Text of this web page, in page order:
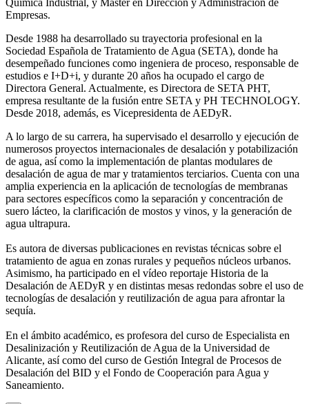
Química Industrial, y Máster en Dirección y Administración de
Empresas.
Desde 1988 ha desarrollado su trayectoria profesional en la
Sociedad Española de Tratamiento de Agua (SETA), donde ha
desempeñado funciones como ingeniera de proceso, responsable de
estudios e I+D+i, y durante 20 años ha ocupado el cargo de
Directora General. Actualmente, es Directora de SETA PHT,
empresa resultante de la fusión entre SETA y PH TECHNOLOGY.
Desde 2018, además, es Vicepresidenta de AEDyR.
A lo largo de su carrera, ha supervisado el desarrollo y ejecución de
numerosos proyectos internacionales de desalación y potabilización
de agua, así como la implementación de plantas modulares de
desalación de agua de mar y tratamientos terciarios. Cuenta con una
amplia experiencia en la aplicación de tecnologías de membranas
para sectores específicos como la separación y concentración de
suero lácteo, la clarificación de mostos y vinos, y la generación de
agua ultrapura.
Es autora de diversas publicaciones en revistas técnicas sobre el
tratamiento de agua en zonas rurales y pequeños núcleos urbanos.
Asimismo, ha participado en el vídeo reportaje Historia de la
Desalación de AEDyR y en distintas mesas redondas sobre el uso de
tecnologías de desalación y reutilización de agua para afrontar la
sequía.
En el ámbito académico, es profesora del curso de Especialista en
Desalinización y Reutilización de Agua de la Universidad de
Alicante, así como del curso de Gestión Integral de Procesos de
Desalación del BID y el Fondo de Cooperación para Agua y
Saneamiento.